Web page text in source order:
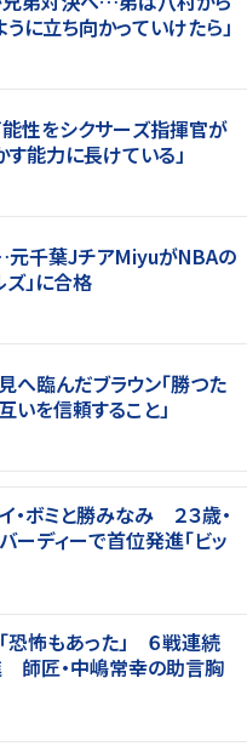
に立ち向かっていけたら」
性をシクサーズ指揮官が
能力に長けている」
元千葉JチアMiyuがNBAの
」に合格
へ臨んだブラウン「勝つた
を信頼すること」
・ボミと勝みなみ ２３歳・
ーディーで首位発進「ビッ
恐怖もあった」 ６戦連続
匠・中嶋常幸の助言胸